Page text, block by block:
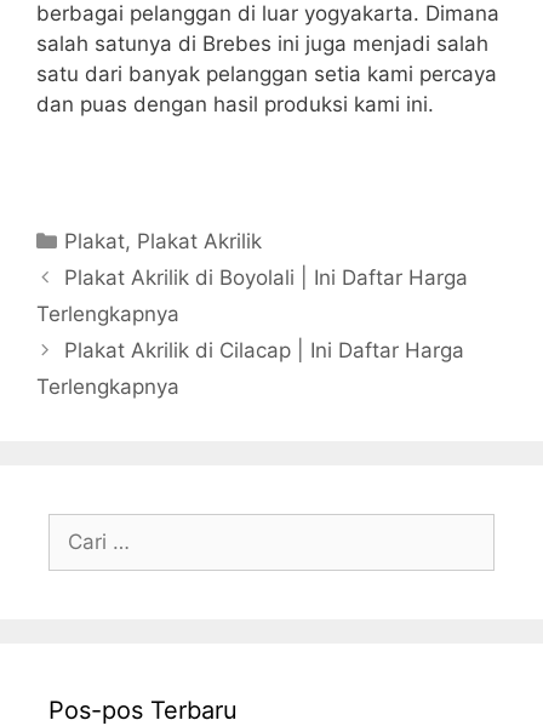
berbagai pelanggan di luar yogyakarta. Dimana
salah satunya di Brebes ini juga menjadi salah
satu dari banyak pelanggan setia kami percaya
dan puas dengan hasil produksi kami ini.
Kategori
Plakat, Plakat Akrilik
Plakat Akrilik di Boyolali | Ini Daftar Harga
Terlengkapnya
Plakat Akrilik di Cilacap | Ini Daftar Harga
Terlengkapnya
untuk:
Pos-pos Terbaru